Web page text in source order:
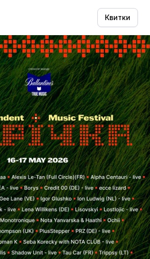
Квитки